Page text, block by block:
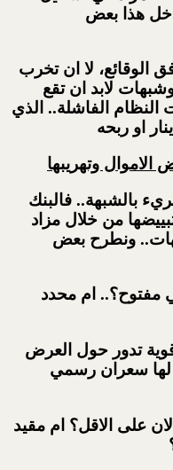
هذا بعض
الوقائع، لا ان تخرب
لابد ان تقع
الفاشلة.. الذي
او ربحه
الاموال وتهريبها
بالشبهة.. فالبنك
من خلال مزاد
ونطرح بعض
مفتوح؟.. ام محدد
تدور حول العرض
لها سعران رسمي
على الاقل؟ ام مقيد